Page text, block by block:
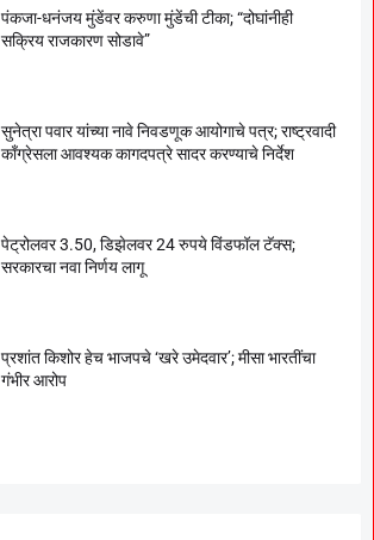
पंकजा-धनंजय मुंडेंवर करुणा मुंडेंची टीका; “दोघांनीही
सक्रिय राजकारण सोडावे”
सुनेत्रा पवार यांच्या नावे निवडणूक आयोगाचे पत्र; राष्ट्रवादी
काँग्रेसला आवश्यक कागदपत्रे सादर करण्याचे निर्देश
पेट्रोलवर 3.50, डिझेलवर 24 रुपये विंडफॉल टॅक्स;
सरकारचा नवा निर्णय लागू
प्रशांत किशोर हेच भाजपचे ‘खरे उमेदवार’; मीसा भारतींचा
गंभीर आरोप